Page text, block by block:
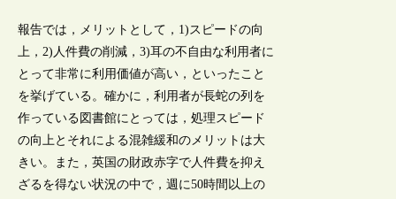
報告では，メリットとして，1)スピードの向
上，2)人件費の削減，3)耳の不自由な利用者に
とって非常に利用価値が高い，といったこと
を挙げている。確かに，利用者が長蛇の列を
作っている図書館にとっては，処理スピード
の向上とそれによる混雑緩和のメリットは大
きい。また，英国の財政赤字で人件費を抑え
ざるを得ない状況の中で，週に50時間以上の